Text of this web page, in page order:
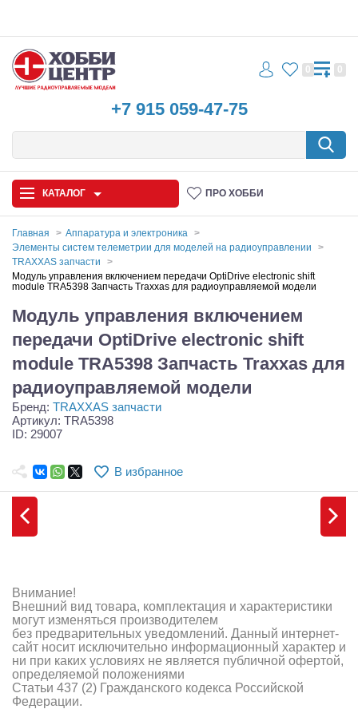
+7 915 059-47-75
0 0
КАТАЛОГ ПРО ХОББИ
Автомодели
Игрушки
Самолеты
Квадрокоптеры
Судомодели
Конструкторы
Аппаратура и электроника
Аккумуляторы и батарейки
Двигатели
Технические жидкости
Инструмент,измерительные приборы,расходники
Оптовая продажа запчастей для моделей
Главная
Аппаратура и электроника
Элементы систем телеметрии для моделей на радиоуправлении
TRAXXAS запчасти
Модуль управления включением передачи OptiDrive electronic shift
module TRA5398 Запчасть Traxxas для радиоуправляемой модели
Модуль управления включением
передачи OptiDrive electronic shift
module TRA5398 Запчасть Traxxas для
радиоуправляемой модели
Бренд: TRAXXAS запчасти
Артикул: TRA5398
ID: 29007
В избранное
Внимание!
Внешний вид товара, комплектация и характеристики
могут изменяться производителем
без предварительных уведомлений. Данный интернет-
сайт носит исключительно информационный характер и
ни при каких условиях не является публичной офертой,
определяемой положениями
Статьи 437 (2) Гражданского кодекса Российской
Федерации.